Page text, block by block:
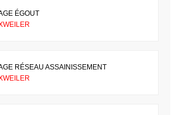
ÉGOUT
RÉSEAU ASSAINISSEMENT